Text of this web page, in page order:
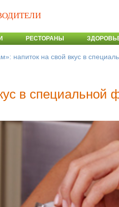
РЕСТОРАНЫ
напиток на свой вкус в
в специальной